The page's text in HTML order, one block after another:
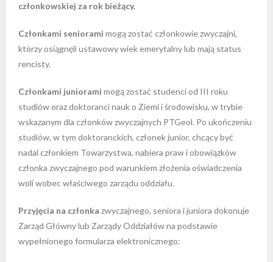
członkowskiej za rok bieżący.
Członkami seniorami mogą zostać członkowie zwyczajni,
którzy osiągnęli ustawowy wiek emerytalny lub mają status
rencisty.
Członkami juniorami mogą zostać studenci od III roku
studiów oraz doktoranci nauk o Ziemi i środowisku, w trybie
wskazanym dla członków zwyczajnych PTGeol. Po ukończeniu
studiów, w tym doktoranckich, członek junior, chcący być
nadal członkiem Towarzystwa, nabiera praw i obowiązków
członka zwyczajnego pod warunkiem złożenia oświadczenia
woli wobec właściwego zarządu oddziału.
Przyjęcia na członka zwyczajnego, seniora i juniora dokonuje
Zarząd Główny lub Zarządy Oddziałów na podstawie
wypełnionego formularza elektronicznego: